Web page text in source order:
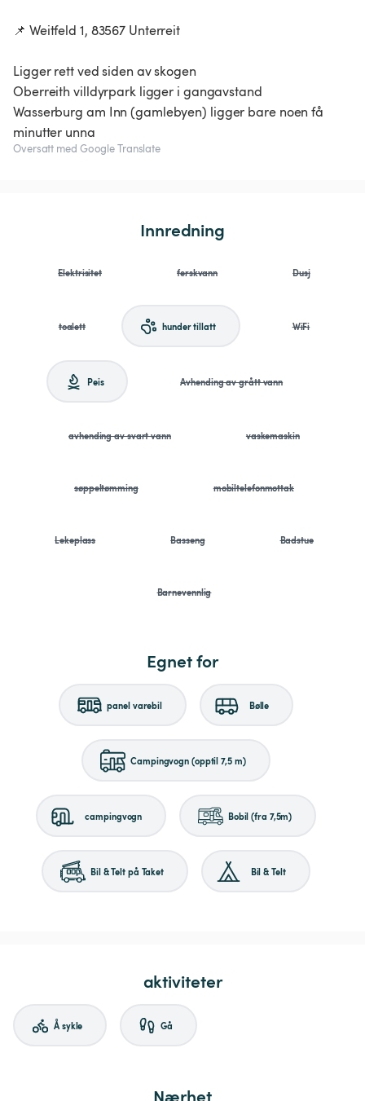
📌 Weitfeld 1, 83567 Unterreit
Ligger rett ved siden av skogen
Oberreith villdyrpark ligger i gangavstand
Wasserburg am Inn (gamlebyen) ligger bare noen få
Oversatt med Google Translate
Innredning
Elektrisitet ferskvann Dusj
toalett hunder tillatt WiFi
Peis Avhending av grått vann
avhending av svart vann vaskemaskin
søppeltømming mobiltelefonmottak
Lekeplass Basseng Badstue
Barnevennlig
Egnet for
panel varebil Bølle
Campingvogn (opptil 7,5 m)
campingvogn Bobil (fra 7,5m)
Bil & Telt på Taket Bil & Telt
aktiviteter
Å sykle Gå
Nærhet